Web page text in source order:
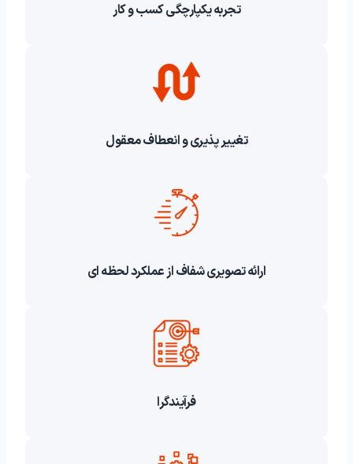
تجربه یکپارچگی کسب و کار
تغییر پذیری و انعطاف معقول
ارائه تصویری شفاف از عملکرد لحظه ای
فرآیندگرا